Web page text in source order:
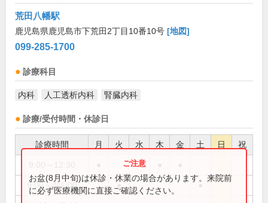
荒田八幡駅
鹿児島県鹿児島市下荒田2丁目10番10号 [地図]
099-285-1700
診療科目
内科 人工透析内科 腎臓内科
診療/受付時間・休診日
診療時間 月 火 水 木 金 土 日 祝
●
9:00～翌1:00 ● ●
お盆(8月中旬)は休診・休業の場合があります。来院前
に必ず医療機関に直接ご確認ください。